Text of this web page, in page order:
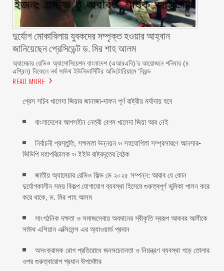
দুর্যোগ মোকাবিলায় যুবকদের সম্পৃক্ত হওয়ার আহ্বান
জানিয়েছেন প্রেসিডেন্ট ড. মির শাহ আলম ‎ ‎
অ্যামেচার রেডিও অ্যাসোসিয়েশন বাংলাদেশ (এআরএবি)’র আয়োজনে শনিবার (৪
এপ্রিল) বিকেলে নর্থ সাউথ ইউনিভার্সিটির অডিটোরিয়ামে ‘বিয়ন্ড
READ MORE
প্রেস সচিব খালেদা জিয়ার জানাজা-দাফন পূর্ণ রাষ্ট্রীয় মর্যাদায় হবে
বাংলাদেশের আপসহীন নেত্রী বেগম খালেদা জিয়া আর নেই
নির্বাচনী প্রস্তুতি, সক্ষমতা উন্নয়ন ও সহযোগিতা সম্প্রসারণে আনসার-
ভিডিপি মহাপরিচালক ও ইইউ রাষ্ট্রদূতের বৈঠক
জাতীয় অ্যামেচার রেডিও ফিল্ড ডে ২০২৫ সম্পন্ন: আরাব যে কোন
দুর্যোগকালীন সময় বিকল্প যোগাযোগ ব্যবস্থা হিসেবে গুরুত্বপূর্ণ ভূমিকা পালন করে
করে থাকে, ড. মির শাহ আলম
সাংগঠনিক দক্ষতা ও সমাজসেবায় অবদানের স্বীকৃতি স্বরূপ আকবর আলীকে
সাউথ এশিয়ান এক্সিলেন্স এর অ্যাওয়ার্ড প্রদান
অসংক্রামক রোগ প্রতিরোধে জনসচেতনতা ও নিয়ন্ত্রণ ব্যবস্থা গড়ে তোলার
ওপর গুরুত্বারোপ প্রধান উপদেষ্টার